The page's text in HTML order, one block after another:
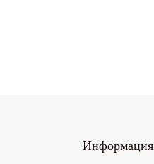
Информация